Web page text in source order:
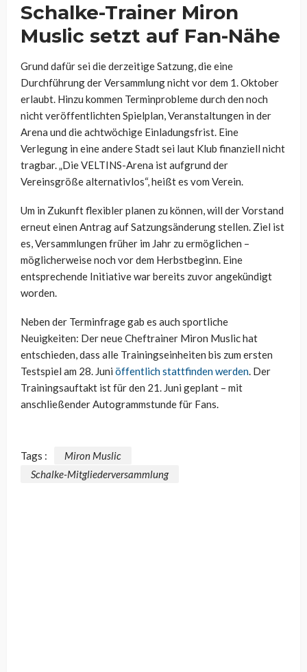
Schalke-Trainer Miron
Muslic setzt auf Fan-Nähe
Grund dafür sei die derzeitige Satzung, die eine
Durchführung der Versammlung nicht vor dem 1. Oktober
erlaubt. Hinzu kommen Terminprobleme durch den noch
nicht veröffentlichten Spielplan, Veranstaltungen in der
Arena und die achtwöchige Einladungsfrist. Eine
Verlegung in eine andere Stadt sei laut Klub finanziell nicht
tragbar. „Die VELTINS-Arena ist aufgrund der
Vereinsgröße alternativlos“, heißt es vom Verein.
Um in Zukunft flexibler planen zu können, will der Vorstand
erneut einen Antrag auf Satzungsänderung stellen. Ziel ist
es, Versammlungen früher im Jahr zu ermöglichen –
möglicherweise noch vor dem Herbstbeginn. Eine
entsprechende Initiative war bereits zuvor angekündigt
worden.
Neben der Terminfrage gab es auch sportliche
Neuigkeiten: Der neue Cheftrainer Miron Muslic hat
entschieden, dass alle Trainingseinheiten bis zum ersten
Testspiel am 28. Juni öffentlich stattfinden werden. Der
Trainingsauftakt ist für den 21. Juni geplant – mit
anschließender Autogrammstunde für Fans.
Tags :
Miron Muslic
Schalke-Mitgliederversammlung